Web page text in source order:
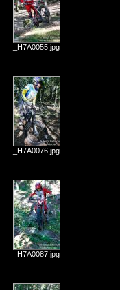
_H7A0055.jpg
_H7A0076.jpg
_H7A0087.jpg